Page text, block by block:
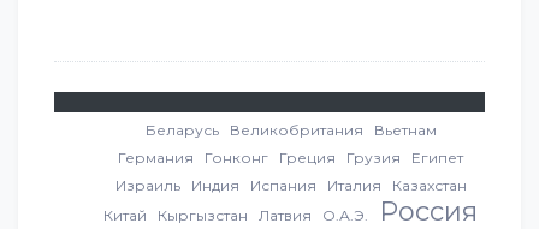
Беларусь Великобритания
Вьетнам
Германия
Гонконг Греция Грузия
Египет
Израиль
Индия Испания Италия
Казахстан
Китай
Кыргызстан Латвия О.А.Э. Россия